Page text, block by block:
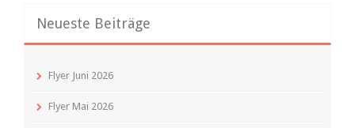
Neueste Beiträge
Flyer Juni 2026
Flyer Mai 2026